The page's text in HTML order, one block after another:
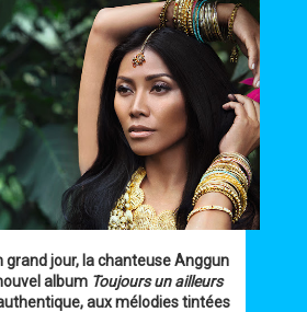
grand jour, la chanteuse Anggun
album Toujours un ailleurs
aux mélodies tintées